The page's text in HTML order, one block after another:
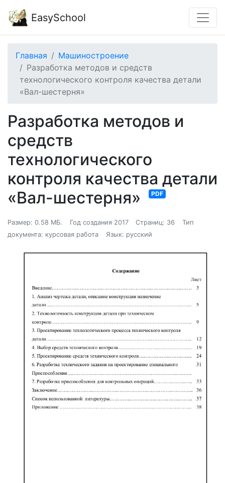
EasySchool
Главная
Машиностроение
Разработка методов и средств
технологического контроля качества детали
«Вал-шестерня»
Разработка методов и
средств
технологического
контроля качества детали
«Вал-шестерня»
PDF
Размер: 0.58 МБ. Год создания 2017 Страниц: 36
Тип
документа: курсовая работа
Язык: русский